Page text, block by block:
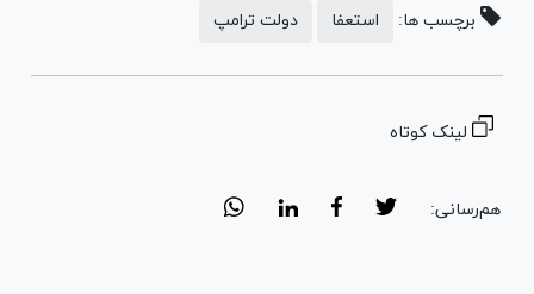
برچسب ها: استعفا دولت ترامپ
لینک کوتاه
هم‌رسانی: